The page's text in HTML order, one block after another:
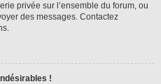
privée sur l’ensemble du forum, ou
des messages. Contactez
!